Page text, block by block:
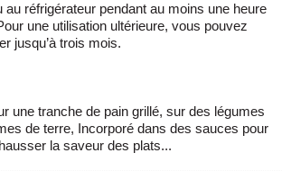
au réfrigérateur pendant au moins une heure
une utilisation ultérieure, vous pouvez
jusqu’à trois mois.
une tranche de pain grillé, sur des légumes
de terre, Incorporé dans des sauces pour
la saveur des plats...